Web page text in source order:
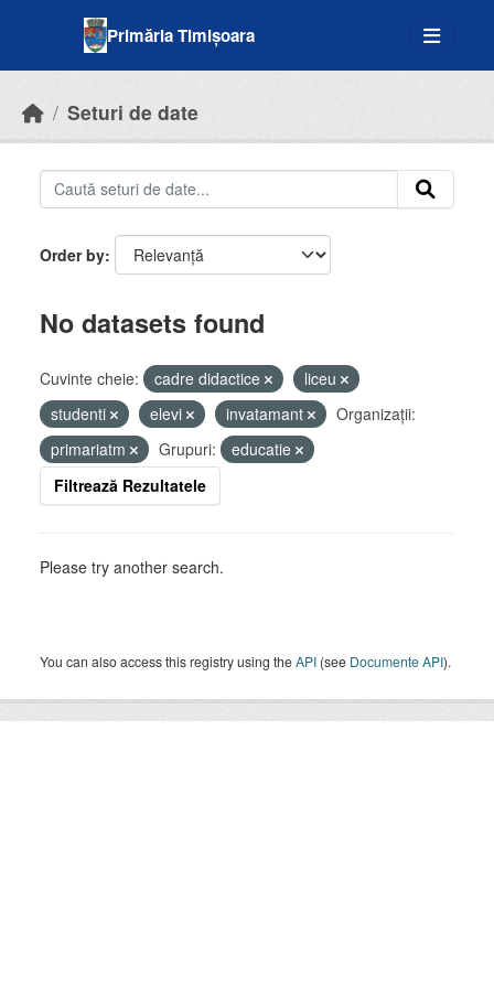
Primăria Timișoara
Seturi de date
Order by
No datasets found
Cuvinte cheie: cadre didactice
liceu
studenti
elevi invatamant
Organizații:
primariatm
Grupuri:
educatie
Filtrează Rezultatele
Please try another search.
You can also access this registry using theAPI (see Documente API).